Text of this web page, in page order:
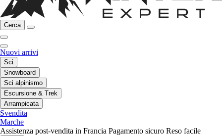
Cerca
Nuovi arrivi
Sci
Snowboard
Sci alpinismo
Escursione & Trek
Arrampicata
Svendita
Marche
Assistenza post-vendita in Francia Pagamento sicuro Reso facile